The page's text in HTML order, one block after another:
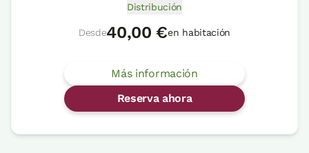
Distribución
Desde40,00 €en habitación
Más información
Reserva ahora